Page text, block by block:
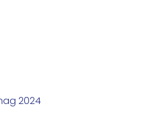
2024